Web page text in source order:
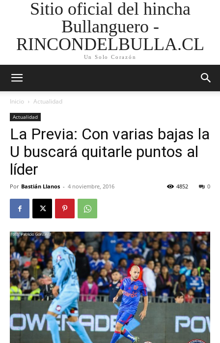
Sitio oficial del hincha
Bullanguero -
RINCONDELBULLA.CL
Un Solo Corazón
Inicio Actualidad
Actualidad
La Previa: Con varias bajas la
U buscará quitarle puntos al
líder
Por Bastián Llanos - 4 noviembre, 2016 0
4852